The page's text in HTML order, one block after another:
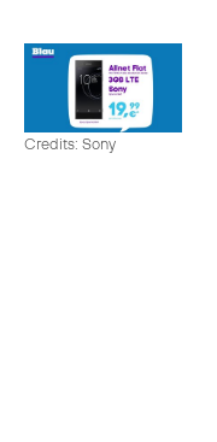
Credits: Sony